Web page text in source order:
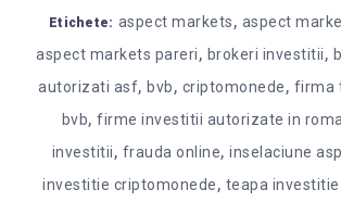
Etichete: aspect markets, aspect
aspect markets pareri, brokeri investitii,
autorizati asf,bvb, criptomonede, firma
bvb,firme investitii autorizate in
investitii, frauda online, inselaciune
investitie criptomonede, teapa